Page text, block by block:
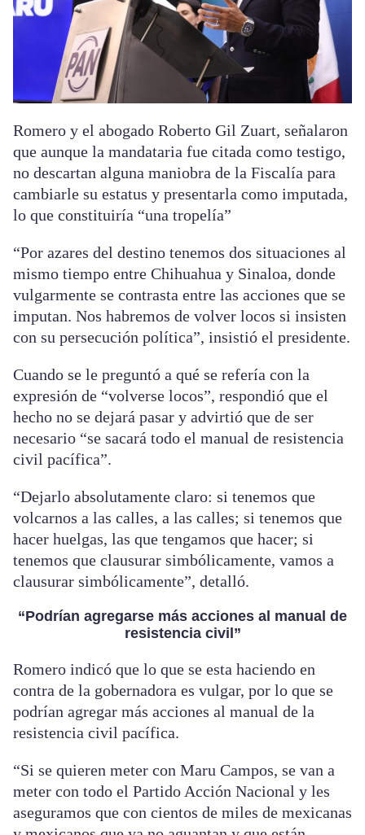
Romero y el abogado Roberto Gil Zuart, señalaron
que aunque la mandataria fue citada como testigo,
no descartan alguna maniobra de la Fiscalía para
cambiarle su estatus y presentarla como imputada,
lo que constituiría “una tropelía”
“Por azares del destino tenemos dos situaciones al
mismo tiempo entre Chihuahua y Sinaloa, donde
vulgarmente se contrasta entre las acciones que se
imputan. Nos habremos de volver locos si insisten
con su persecución política”, insistió el presidente.
Cuando se le preguntó a qué se refería con la
expresión de “volverse locos”, respondió que el
hecho no se dejará pasar y advirtió que de ser
necesario “se sacará todo el manual de resistencia
civil pacífica”.
“Dejarlo absolutamente claro: si tenemos que
volcarnos a las calles, a las calles; si tenemos que
hacer huelgas, las que tengamos que hacer; si
tenemos que clausurar simbólicamente, vamos a
clausurar simbólicamente”, detalló.
“Podrían agregarse más acciones al manual de
resistencia civil”
Romero indicó que lo que se esta haciendo en
contra de la gobernadora es vulgar, por lo que se
podrían agregar más acciones al manual de la
resistencia civil pacífica.
“Si se quieren meter con Maru Campos, se van a
meter con todo el Partido Acción Nacional y les
aseguramos que con cientos de miles de mexicanas